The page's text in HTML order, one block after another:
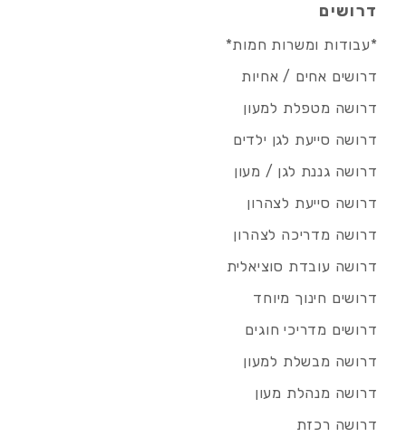
דרושים
*עבודות ומשרות חמות*
דרושים אחים / אחיות
דרושה מטפלת למעון
דרושה סייעת לגן ילדים
דרושה גננת לגן / מעון
דרושה סייעת לצהרון
דרושה מדריכה לצהרון
דרושה עובדת סוציאלית
דרושים חינוך מיוחד
דרושים מדריכי חוגים
דרושה מבשלת למעון
דרושה מנהלת מעון
דרושה רכזת